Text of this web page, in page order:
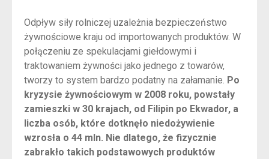
Odpływ siły rolniczej uzależnia bezpieczeństwo
żywnościowe kraju od importowanych produktów. W
połączeniu ze spekulacjami giełdowymi i
traktowaniem żywności jako jednego z towarów,
tworzy to system bardzo podatny na załamanie. Po
kryzysie żywnościowym w 2008 roku, powstały
zamieszki w 30 krajach, od Filipin po Ekwador, a
liczba osób, które dotknęło niedożywienie
wzrosła o 44 mln. Nie dlatego, że fizycznie
zabrakło takich podstawowych produktów